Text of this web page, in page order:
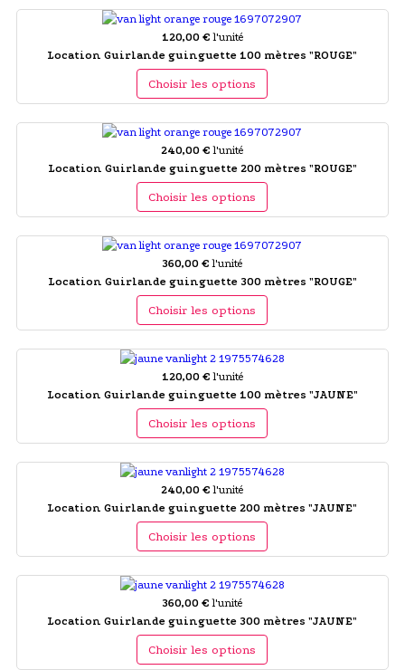
120,00 € l'unité
Location Guirlande guinguette 100 mètres "ROUGE"
Choisir les options
240,00 € l'unité
Location Guirlande guinguette 200 mètres "ROUGE"
Choisir les options
360,00 € l'unité
Location Guirlande guinguette 300 mètres "ROUGE"
Choisir les options
120,00 € l'unité
Location Guirlande guinguette 100 mètres "JAUNE"
Choisir les options
240,00 € l'unité
Location Guirlande guinguette 200 mètres "JAUNE"
Choisir les options
360,00 € l'unité
Location Guirlande guinguette 300 mètres "JAUNE"
Choisir les options